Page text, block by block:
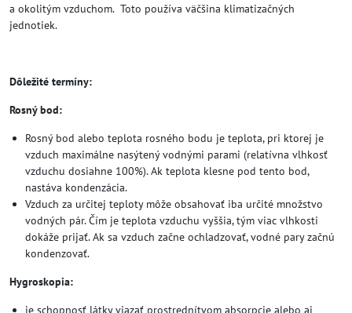
a okolitým vzduchom. Toto používa väčšina klimatizačných
jednotiek.
Dôležité termíny:
Rosný bod:
Rosný bod alebo teplota rosného bodu je teplota, pri ktorej je
vzduch maximálne nasýtený vodnými parami (relatívna vlhkosť
vzduchu dosiahne 100%). Ak teplota klesne pod tento bod,
nastáva kondenzácia.
Vzduch za určitej teploty môže obsahovať iba určité množstvo
vodných pár. Čím je teplota vzduchu vyššia, tým viac vlhkosti
dokáže prijať. Ak sa vzduch začne ochladzovať, vodné pary začnú
kondenzovať.
Hygroskopia:
je schopnosť látky viazať prostrednítvom absorpcie alebo aj